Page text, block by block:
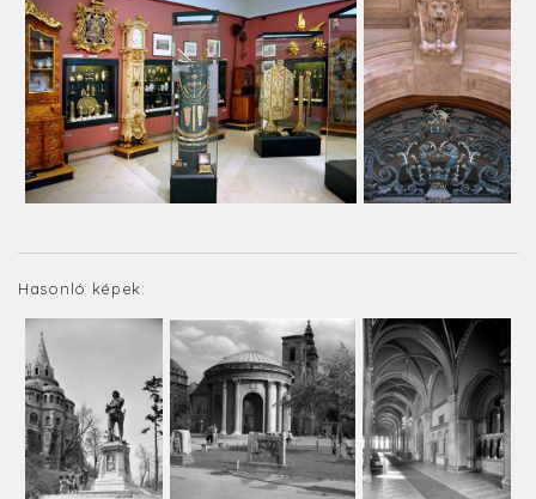
Hasonló képek: